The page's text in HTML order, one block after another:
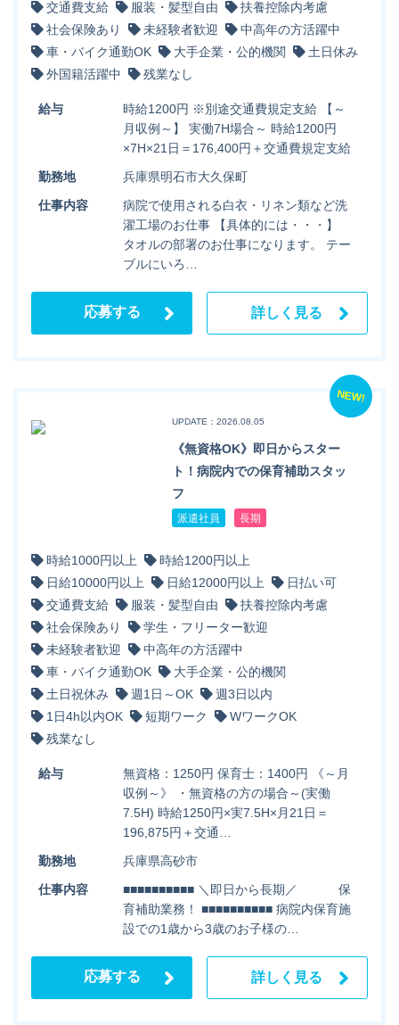
交通費支給
服装・髪型自由
扶養控除内考慮
社会保険あり
未経験者歓迎
中高年の方活躍中
車・バイク通勤OK
大手企業・公的機関
土日休み
外国籍活躍中
残業なし
給与
時給1200円 ※別途交通費規定支給 【～
月収例～】 実働7H場合～ 時給1200円
×7H×21日＝176,400円＋交通費規定支給
勤務地
兵庫県明石市大久保町
仕事内容
病院で使用される白衣・リネン類など洗
濯工場のお仕事 【具体的には・・・】
タオルの部署のお仕事になります。 テー
ブルにいろ…
応募する 詳しく見る
NEW!
UPDATE：2026.08.05
《無資格OK》即日からスター
ト！病院内での保育補助スタッ
フ
派遣社員 長期
時給1000円以上
時給1200円以上
日給10000円以上
日給12000円以上
日払い可
交通費支給
服装・髪型自由
扶養控除内考慮
社会保険あり
学生・フリーター歓迎
未経験者歓迎
中高年の方活躍中
車・バイク通勤OK
大手企業・公的機関
土日祝休み
週1日～OK
週3日以内
1日4h以内OK
短期ワーク
WワークOK
残業なし
給与
無資格：1250円 保育士：1400円 《～月
収例～》 ・無資格の方の場合～(実働
7.5H) 時給1250円×実7.5H×月21日＝
196,875円＋交通…
勤務地
兵庫県高砂市
仕事内容
■■■■■■■■■■ ＼即日から長期／ 保
育補助業務！ ■■■■■■■■■■ 病院内保育施
設での1歳から3歳のお子様の…
応募する 詳しく見る